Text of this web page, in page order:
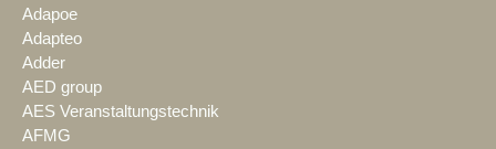
Adapoe
Adapteo
Adder
AED group
AES Veranstaltungstechnik
AFMG